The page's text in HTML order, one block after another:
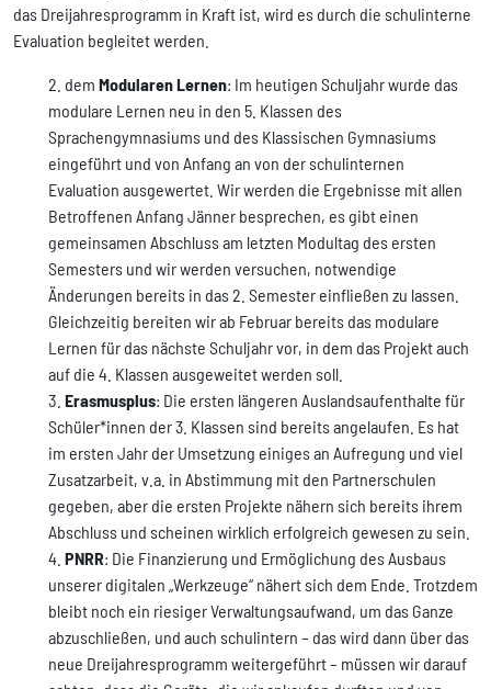
das Dreijahresprogramm in Kraft ist, wird es durch die schulinterne
Evaluation begleitet werden.
dem Modularen Lernen: Im heutigen Schuljahr wurde das
modulare Lernen neu in den 5. Klassen des
Sprachengymnasiums und des Klassischen Gymnasiums
eingeführt und von Anfang an von der schulinternen
Evaluation ausgewertet. Wir werden die Ergebnisse mit allen
Betroffenen Anfang Jänner besprechen, es gibt einen
gemeinsamen Abschluss am letzten Modultag des ersten
Semesters und wir werden versuchen, notwendige
Änderungen bereits in das 2. Semester einfließen zu lassen.
Gleichzeitig bereiten wir ab Februar bereits das modulare
Lernen für das nächste Schuljahr vor, in dem das Projekt auch
auf die 4. Klassen ausgeweitet werden soll.
Erasmusplus: Die ersten längeren Auslandsaufenthalte für
Schüler*innen der 3. Klassen sind bereits angelaufen. Es hat
im ersten Jahr der Umsetzung einiges an Aufregung und viel
Zusatzarbeit, v.a. in Abstimmung mit den Partnerschulen
gegeben, aber die ersten Projekte nähern sich bereits ihrem
Abschluss und scheinen wirklich erfolgreich gewesen zu sein.
PNRR: Die Finanzierung und Ermöglichung des Ausbaus
unserer digitalen „Werkzeuge“ nähert sich dem Ende. Trotzdem
bleibt noch ein riesiger Verwaltungsaufwand, um das Ganze
abzuschließen, und auch schulintern – das wird dann über das
neue Dreijahresprogramm weitergeführt – müssen wir darauf